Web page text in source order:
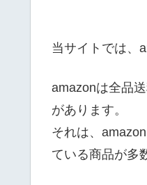
当サイトでは、
amazonは全品
があります。
それは、
ている商品が多